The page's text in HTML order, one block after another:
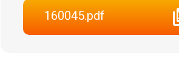
160045.pdf